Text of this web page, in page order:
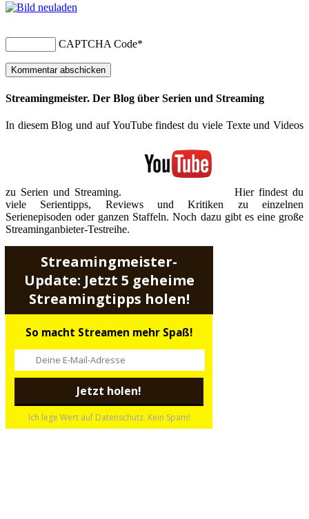
CAPTCHA Code*
Streamingmeister. Der Blog über Serien und Streaming
In diesem Blog und auf YouTube findest du viele Texte und Videos
zu Serien und Streaming.
Hier findest du
viele Serientipps, Reviews und Kritiken zu einzelnen
Serienepisoden oder ganzen Staffeln. Noch dazu gibt es eine große
Streaminganbieter-Testreihe.
Streamingmeister-
Update: Jetzt 5 geheime
Streamingtipps holen!
So macht Streamen mehr Spaß!
Ich lege Wert auf Datenschutz. Kein Spam!